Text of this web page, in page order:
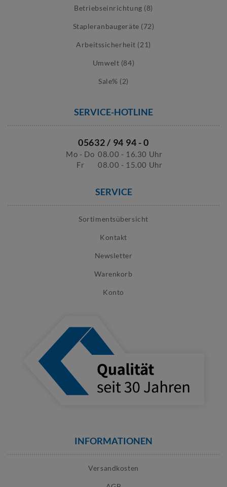
Betriebseinrichtung (8)
Stapleranbaugeräte (72)
Arbeitssicherheit (21)
Umwelt (84)
Sale% (2)
SERVICE-HOTLINE
05632 / 94 94 - 0
Mo - Do 08.00 - 16.30 Uhr
Fr
08.00 - 15.00 Uhr
SERVICE
Sortimentsübersicht
Kontakt
Newsletter
Warenkorb
Konto
INFORMATIONEN
Versandkosten